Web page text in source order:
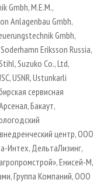
Gmbh, M.E.M.,
Anlagenbau Gmbh,
Gmbh,
Eriksson Russia,
Suzuko Co., Ltd,
USNR, Ustunkarli
сервисная
Бакаут,
центр, ООО
Интех, ДельтаЛизинг,
Енисей-М,
Группа Компаний, ООО